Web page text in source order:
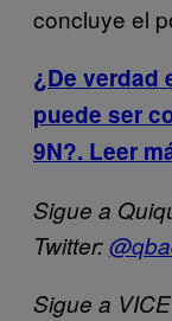
concluye el
¿De verdad
puede ser
9N?. Leer
Sigue a
Twitter:
Sigue a